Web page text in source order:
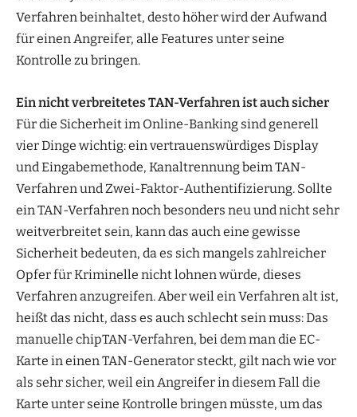
Verfahren beinhaltet, desto höher wird der Aufwand
für einen Angreifer, alle Features unter seine
Kontrolle zu bringen.
Ein nicht verbreitetes TAN-Verfahren ist auch sicher
Für die Sicherheit im Online-Banking sind generell
vier Dinge wichtig: ein vertrauenswürdiges Display
und Eingabemethode, Kanaltrennung beim TAN-
Verfahren und Zwei-Faktor-Authentifizierung. Sollte
ein TAN-Verfahren noch besonders neu und nicht sehr
weitverbreitet sein, kann das auch eine gewisse
Sicherheit bedeuten, da es sich mangels zahlreicher
Opfer für Kriminelle nicht lohnen würde, dieses
Verfahren anzugreifen. Aber weil ein Verfahren alt ist,
heißt das nicht, dass es auch schlecht sein muss: Das
manuelle chipTAN-Verfahren, bei dem man die EC-
Karte in einen TAN-Generator steckt, gilt nach wie vor
als sehr sicher, weil ein Angreifer in diesem Fall die
Karte unter seine Kontrolle bringen müsste, um das